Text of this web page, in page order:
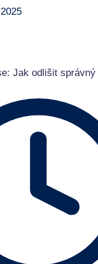
Jak odlišit správný